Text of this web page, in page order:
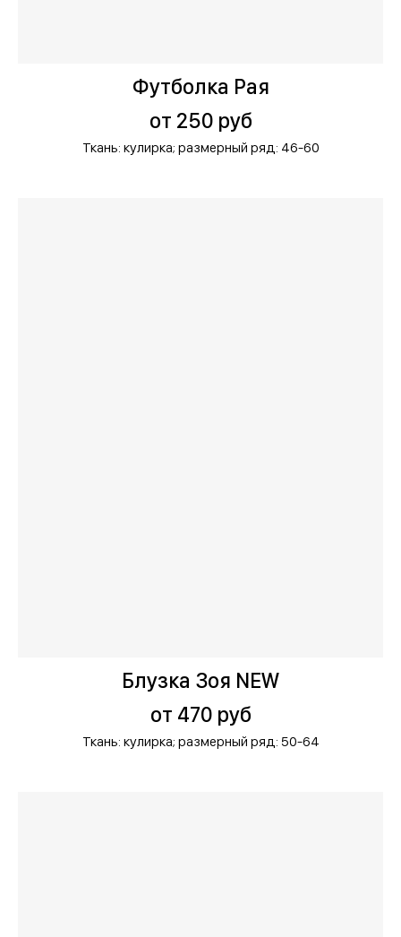
Футболка Рая
от 250 руб
Ткань: кулирка; размерный ряд: 46-60
Блузка Зоя NEW
от 470 руб
Ткань: кулирка; размерный ряд: 50-64